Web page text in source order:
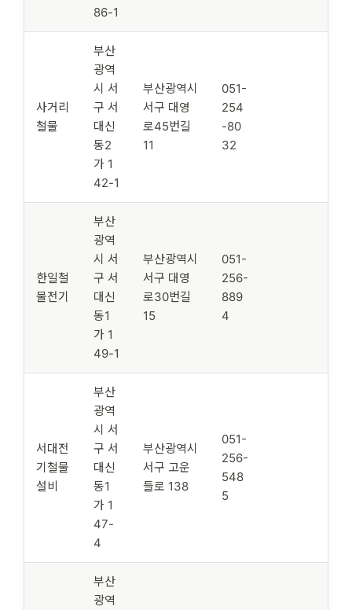
86-1
사거리
철물
부산
광역
시 서
구 서
대신
동2
가 1
42-1
부산광역시
서구 대영
로45번길
11
051-
254
-80
32
한일철
물전기
부산
광역
시 서
구 서
대신
동1
가 1
49-1
부산광역시
서구 대영
로30번길
15
051-
256-
889
4
서대전
기철물
설비
부산
광역
시 서
구 서
대신
동1
가 1
47-
4
부산광역시
서구 고운
들로 138
051-
256-
548
5
부산
광역